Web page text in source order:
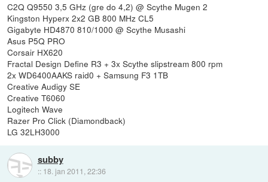
C2Q Q9550 3,5 GHz (gre do 4,2) @ Scythe Mugen 2
Kingston Hyperx 2x2 GB 800 MHz CL5
Gigabyte HD4870 810/1000 @ Scythe Musashi
Asus P5Q PRO
Corsair HX620
Fractal Design Define R3 + 3x Scythe slipstream 800 rpm
2x WD6400AAKS raid0 + Samsung F3 1TB
Creative Audigy SE
Creative T6060
Logitech Wave
Razer Pro Click (Diamondback)
LG 32LH3000
subby
:: 18. jan 2011, 22:36